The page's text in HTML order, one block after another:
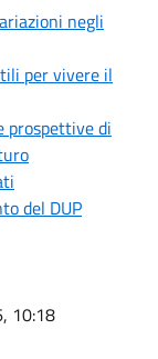
negli
per vivere il
prospettive di
del DUP
10:18